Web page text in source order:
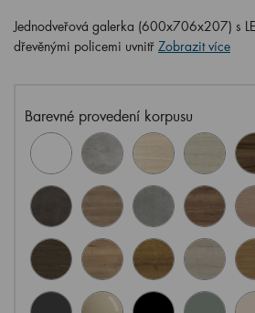
Jednodveřová galerka (600x706x207) s
dřevěnými policemi uvnitř Zobrazit více
Barevné provedení korpusu